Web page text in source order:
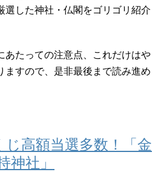
選した神社・仏閣をゴリゴリ紹介
あたっての注意点、これだけはや
ますので、是非最後まで読み進め
じ高額当選多数！「金
神社」